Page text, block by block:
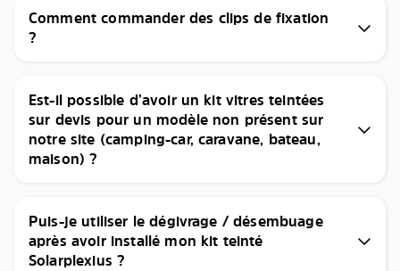
Comment commander des clips de fixation
?
Est-il possible d’avoir un kit vitres teintées
sur devis pour un modèle non présent sur
notre site (camping-car, caravane, bateau,
maison) ?
Puis-je utiliser le dégivrage / désembuage
après avoir installé mon kit teinté
Solarplexius ?